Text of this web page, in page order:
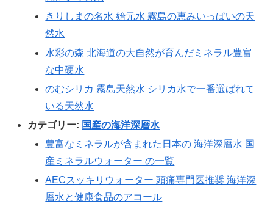
きりしまの名水 始元水 霧島の恵みいっぱいの天
然水
水彩の森 北海道の大自然が育んだミネラル豊富
な中硬水
のむシリカ 霧島天然水 シリカ水で一番選ばれて
いる天然水
カテゴリー: 国産の海洋深層水
豊富なミネラルが含まれた日本の 海洋深層水 国
産ミネラルウォーター の一覧
AECスッキリウォーター 頭痛専門医推奨 海洋深
層水と健康食品のアコール